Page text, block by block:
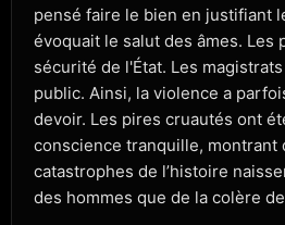
pensé faire le bien en justifiant
évoquait le salut des âmes. Les
sécurité de l'État. Les
public. Ainsi, la violence a
devoir. Les pires cruautés ont
conscience tranquille, montrant
catastrophes de l’histoire
des hommes que de la colère